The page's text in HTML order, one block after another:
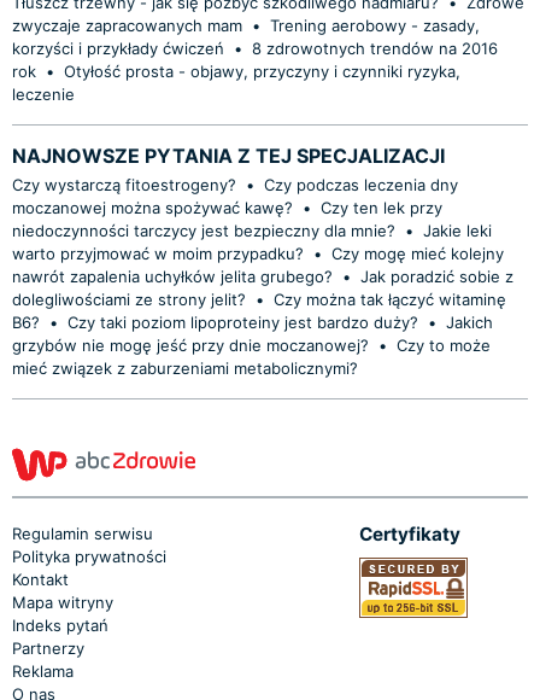
zwyczaje zapracowanych mam • Trening aerobowy - zasady,
korzyści i przykłady ćwiczeń
• 8 zdrowotnych trendów na 2016
rok • Otyłość prosta - objawy, przyczyny i czynniki ryzyka,
leczenie
NAJNOWSZE PYTANIA Z TEJ SPECJALIZACJI
Czy wystarczą fitoestrogeny? • Czy podczas leczenia dny
moczanowej można spożywać kawę?
• Czy ten lek przy
niedoczynności tarczycy jest bezpieczny dla mnie?
• Jakie leki
warto przyjmować w moim przypadku?
• Czy mogę mieć kolejny
nawrót zapalenia uchyłków jelita grubego?
• Jak poradzić sobie z
dolegliwościami ze strony jelit?
• Czy można tak łączyć witaminę
B6?
• Czy taki poziom lipoproteiny jest bardzo duży? • Jakich
grzybów nie mogę jeść przy dnie moczanowej?
• Czy to może
mieć związek z zaburzeniami metabolicznymi?
Regulamin serwisu
Polityka prywatności
Kontakt
Mapa witryny
Indeks pytań
Partnerzy
Reklama
O nas
Certyfikaty